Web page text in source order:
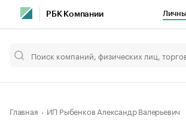
РБК Компании
Главная ИП Рыбенков Александр Валерьевич